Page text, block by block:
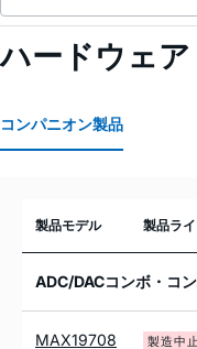
ハードウェ
コンパニオン製品
製品モデル 製品ラ
ADC/DACコンボ・コ
MAX19708 製造中止